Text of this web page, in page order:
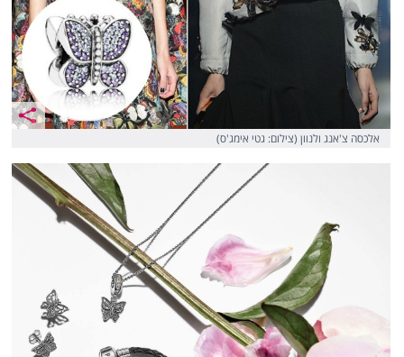
אלכסה צ'אנג ולנוון (צילום: גטי אימג'ס)